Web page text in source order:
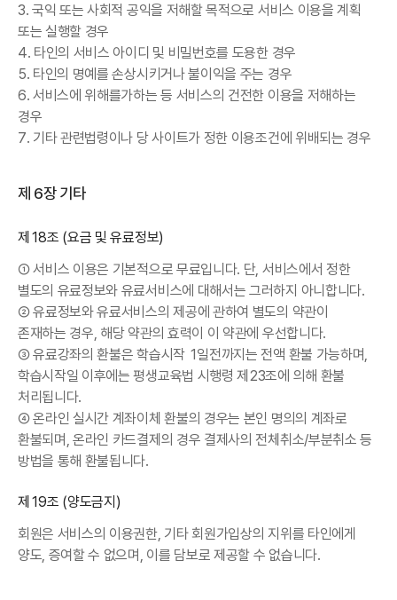
3. 국익 또는 사회적 공익을 저해할 목적으로 서비스 이용을 계획
또는 실행할 경우
4. 타인의 서비스 아이디 및 비밀번호를 도용한 경우
5. 타인의 명예를 손상시키거나 불이익을 주는 경우
6. 서비스에 위해를가하는 등 서비스의 건전한 이용을 저해하는
경우
7. 기타 관련법령이나 당 사이트가 정한 이용조건에 위배되는 경우
제 6장 기타
제18조 (요금 및 유료정보)
① 서비스 이용은 기본적으로 무료입니다. 단, 서비스에서 정한
별도의 유료정보와 유료서비스에 대해서는 그러하지 아니합니다.
② 유료정보와 유료서비스의 제공에 관하여 별도의 약관이
존재하는 경우, 해당 약관의 효력이 이 약관에 우선합니다.
③ 유료강좌의 환불은 학습시작 1일전까지는 전액 환불 가능하며,
학습시작일 이후에는 평생교육법 시행령 제23조에 의해 환불
처리됩니다.
④ 온라인 실시간 계좌이체 환불의 경우는 본인 명의의 계좌로
환불되며, 온라인 카드결제의 경우 결제사의 전체취소/부분취소 등
방법을 통해 환불됩니다.
제19조 (양도금지)
회원은 서비스의 이용권한, 기타 회원가입상의 지위를 타인에게
양도, 증여할 수 없으며, 이를 담보로 제공할 수 없습니다.